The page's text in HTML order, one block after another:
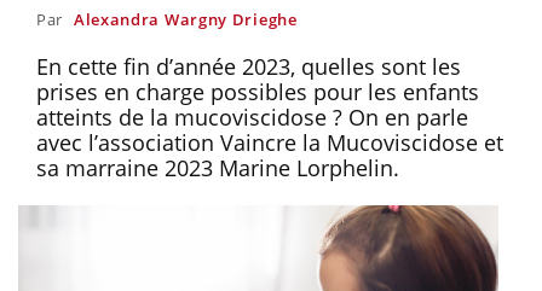
Par Alexandra Wargny Drieghe
En cette fin d’année 2023, quelles sont les
prises en charge possibles pour les enfants
atteints de la mucoviscidose ? On en parle
avec l’association Vaincre la Mucoviscidose et
sa marraine 2023 Marine Lorphelin.